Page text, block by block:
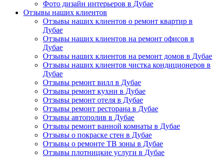
Фото дизайн интерьеров в Дубае
Отзывы наших клиентов
Отзывы наших клиентов о ремонт квартир в
Дубае
Отзывы наших клиентов на ремонт офисов в
Дубае
Отзывы наших клиентов на ремонт домов в Дубае
Отзывы наших клиентов чистка кондиционеров в
Дубае
Отзывы ремонт вилл в Дубае
Отзывы ремонт кухни в Дубае
Отзывы ремонт отеля в Дубае
Отзывы ремонт ресторана в Дубае
Отзывы автополив в Дубае
Отзывы ремонт ванной комнаты в Дубае
Отзывы о покраске стен в Дубае
Отзывы о ремонте ТВ зоны в Дубае
Отзывы плотницкие услуги в Дубае